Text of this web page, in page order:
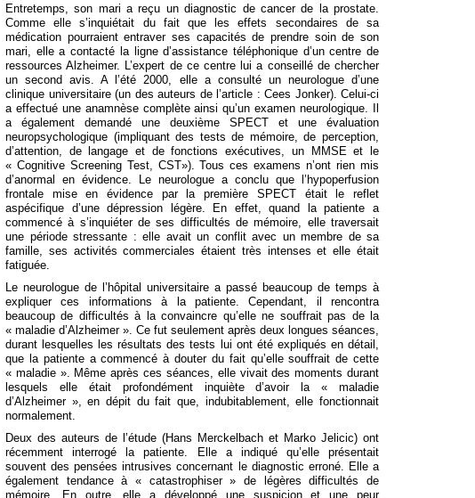
Entretemps, son mari a reçu un diagnostic de cancer de la prostate.
Comme elle s’inquiétait du fait que les effets secondaires de sa
médication pourraient entraver ses capacités de prendre soin de son
mari, elle a contacté la ligne d’assistance téléphonique d’un centre de
ressources Alzheimer. L’expert de ce centre lui a conseillé de chercher
un second avis. A l’été 2000, elle a consulté un neurologue d’une
clinique universitaire (un des auteurs de l’article : Cees Jonker). Celui-ci
a effectué une anamnèse complète ainsi qu’un examen neurologique. Il
a également demandé une deuxième SPECT et une évaluation
neuropsychologique (impliquant des tests de mémoire, de perception,
d’attention, de langage et de fonctions exécutives, un MMSE et le
« Cognitive Screening Test, CST»). Tous ces examens n’ont rien mis
d’anormal en évidence. Le neurologue a conclu que l’hypoperfusion
frontale mise en évidence par la première SPECT était le reflet
aspécifique d’une dépression légère. En effet, quand la patiente a
commencé à s’inquiéter de ses difficultés de mémoire, elle traversait
une période stressante : elle avait un conflit avec un membre de sa
famille, ses activités commerciales étaient très intenses et elle était
fatiguée.
Le neurologue de l’hôpital universitaire a passé beaucoup de temps à
expliquer ces informations à la patiente. Cependant, il rencontra
beaucoup de difficultés à la convaincre qu’elle ne souffrait pas de la
« maladie d’Alzheimer ». Ce fut seulement après deux longues séances,
durant lesquelles les résultats des tests lui ont été expliqués en détail,
que la patiente a commencé à douter du fait qu’elle souffrait de cette
« maladie ». Même après ces séances, elle vivait des moments durant
lesquels elle était profondément inquiète d’avoir la « maladie
d’Alzheimer », en dépit du fait que, indubitablement, elle fonctionnait
normalement.
Deux des auteurs de l’étude (Hans Merckelbach et Marko Jelicic) ont
récemment interrogé la patiente. Elle a indiqué qu’elle présentait
souvent des pensées intrusives concernant le diagnostic erroné. Elle a
également tendance à « catastrophiser » de légères difficultés de
mémoire. En outre, elle a développé une suspicion et une peur